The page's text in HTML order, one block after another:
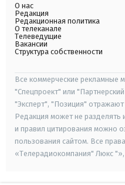
О нас
Редакция
Редакционная политика
О телеканале
Телеведущие
Вакансии
Структура собственности
Все коммерческие рекламные
"Спецпроект" или
"Эксперт", "Позиция"
Редакция может не разделять
и правил цитирования можно
пользования сайтом. Все
«Телерадиокомпания" Люкс